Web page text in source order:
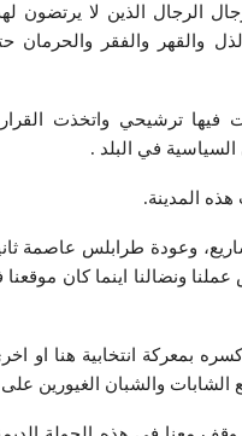
الرجال الذين لا يرتضون
والقهر والفقر
فيها ترشيحي واتخذت
السياسية في البلد .
المدينة.
وعودة طرابلس عاصمة
عملنا ونضالنا اينما كان
بمعركة انتخابية هنا او
الشابات والشبان الغيورين على